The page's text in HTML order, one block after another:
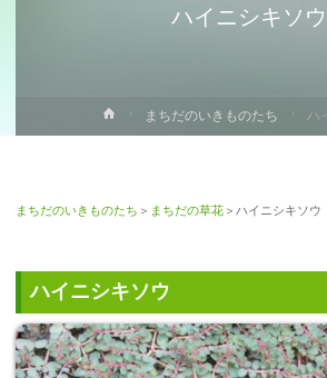
ハイニシキソウ
ー
まちだのいきものたち ハ
まちだのいきものたち ＞ まちだの草花＞ハイニシキソウ
ハイニシキソウ